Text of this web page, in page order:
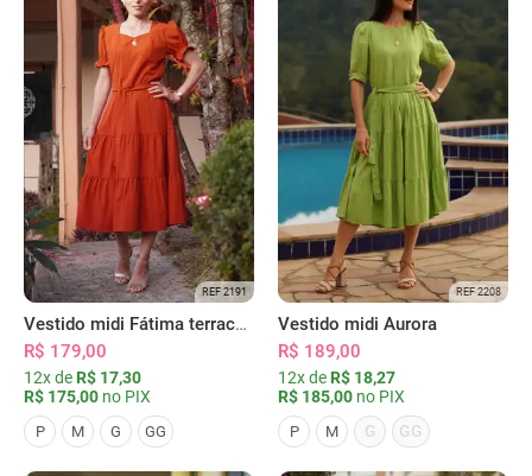
REF 2191
Vestido midi Fátima terracota
R$ 179,00
12x de R$ 17,30
R$ 175,00 no PIX
P M G GG
REF 2208
Vestido midi Aurora
R$ 189,00
12x de R$ 18,27
R$ 185,00 no PIX
P M G GG